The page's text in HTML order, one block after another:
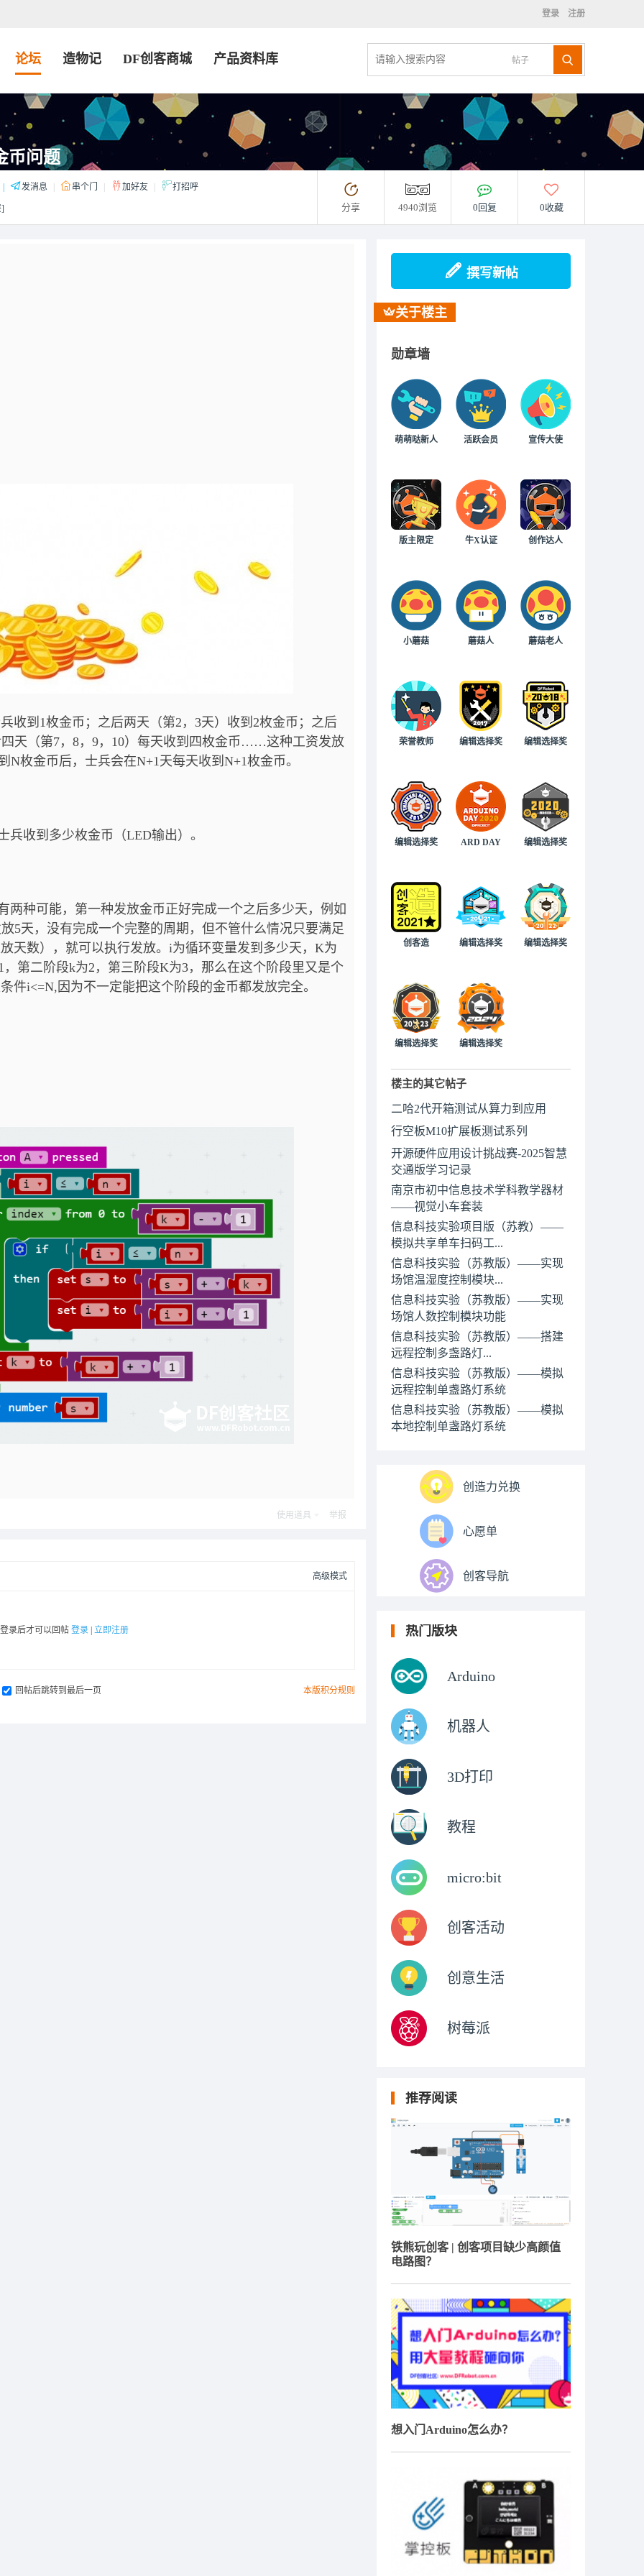
登录 注册
帖子
论坛 造物记 DF创客商城 产品资料库
币问题
发消息 串个门 加好友 打招呼
分享 4940浏览 0回复 0收藏
到1枚金币；之后两天（第2，3天）收到2枚金币；之后
天（第7，8，9，10）每天收到四枚金币……这种工资发放
枚金币后，士兵会在N+1天每天收到N+1枚金币。
收到多少枚金币（LED输出）。
种可能，第一种发放金币正好完成一个之后多少天，例如
5天，没有完成一个完整的周期，但不管什么情况只要满足
天数），就可以执行发放。i为循环变量发到多少天，K为
第二阶段k为2，第三阶段K为3，那么在这个阶段里又是个
件i<=N,因为不一定能把这个阶段的金币都发放完全。
使用道具 举报
高级模式
录后才可以回帖 登录 立即注册
本版积分规则
回帖后跳转到最后一页
撰写新帖
关于楼主
勋章墙
萌萌哒新人 活跃会员 宣传大使
版主限定 牛X认证 创作达人
小蘑菇 蘑菇人 蘑菇老人
荣誉教师 编辑选择奖 编辑选择奖
编辑选择奖 ARD DAY 编辑选择奖
创客造 编辑选择奖 编辑选择奖
编辑选择奖 编辑选择奖
楼主的其它帖子
二哈2代开箱测试从算力到应用
行空板M10扩展板测试系列
开源硬件应用设计挑战赛-2025智慧
交通版学习记录
南京市初中信息技术学科教学器材
——视觉小车套装
信息科技实验项目版（苏教）——
模拟共享单车扫码工...
信息科技实验（苏教版）——实现
场馆温湿度控制模块...
信息科技实验（苏教版）——实现
场馆人数控制模块功能
信息科技实验（苏教版）——搭建
远程控制多盏路灯...
信息科技实验（苏教版）——模拟
远程控制单盏路灯系统
信息科技实验（苏教版）——模拟
本地控制单盏路灯系统
创造力兑换
心愿单
创客导航
热门版块
Arduino
机器人
3D打印
教程
micro:bit
创客活动
创意生活
树莓派
推荐阅读
铁熊玩创客 | 创客项目缺少高颜值
电路图？
想入门Arduino怎么办？